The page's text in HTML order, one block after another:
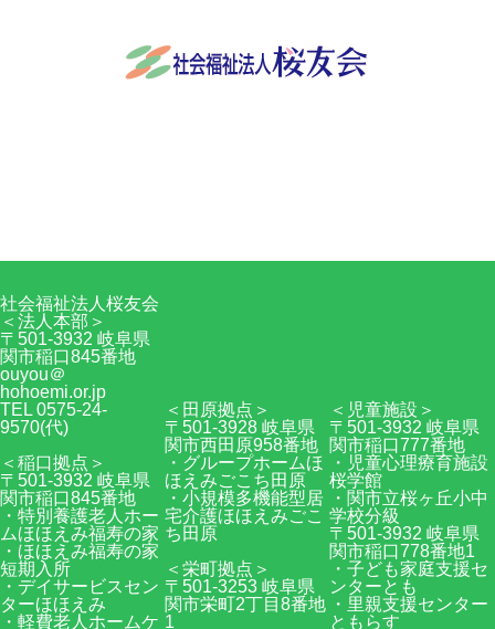
社会福祉法人桜友会
＜法人本部＞
〒501-3932 岐阜県
関市稲口845番地
ouyou＠
hohoemi.or.jp
TEL 0575-24-
9570(代)
＜稲口拠点＞
〒501-3932 岐阜県
関市稲口845番地
・特別養護老人ホー
ムほほえみ福寿の家
・ほほえみ福寿の家
短期入所
・デイサービスセン
ターほほえみ
・軽費老人ホームケ
＜田原拠点＞
〒501-3928 岐阜県
関市西田原958番地
・グループホームほ
ほえみごこち田原
・小規模多機能型居
宅介護ほほえみごこ
ち田原
＜栄町拠点＞
〒501-3253 岐阜県
関市栄町2丁目8番地
1
＜児童施設＞
〒501-3932 岐阜県
関市稲口777番地
・児童心理療育施設
桜学館
・関市立桜ヶ丘小中
学校分級
〒501-3932 岐阜県
関市稲口778番地1
・子ども家庭支援セ
ンターとも
・里親支援センター
ともらす